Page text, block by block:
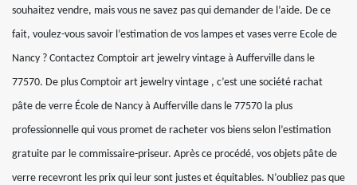
souhaitez vendre, mais vous ne savez pas qui demander de l’aide. De ce
fait, voulez-vous savoir l’estimation de vos lampes et vases verre Ecole de
Nancy ? Contactez Comptoir art jewelry vintage à Aufferville dans le
77570. De plus Comptoir art jewelry vintage , c’est une société rachat
pâte de verre École de Nancy à Aufferville dans le 77570 la plus
professionnelle qui vous promet de racheter vos biens selon l’estimation
gratuite par le commissaire-priseur. Après ce procédé, vos objets pâte de
verre recevront les prix qui leur sont justes et équitables. N’oubliez pas que